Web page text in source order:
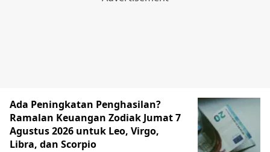
Ada Peningkatan Penghasilan?
Ramalan Keuangan Zodiak Jumat 7
Agustus 2026 untuk Leo, Virgo,
Libra, dan Scorpio